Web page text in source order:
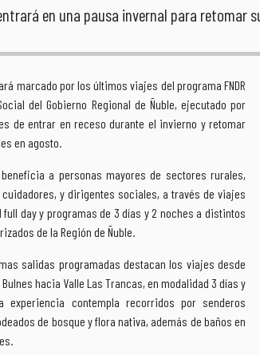
en una pausa invernal para retomar
marcado por los últimos viajes del programa FNDR
del Gobierno Regional de Ñuble, ejecutado por
de entrar en receso durante el invierno y retomar
en agosto.
a personas mayores de sectores rurales,
y dirigentes sociales, a través de viajes
full day y programas de 3 días y 2 noches a distintos
de la Región de Ñuble.
salidas programadas destacan los viajes desde
hacia Valle Las Trancas, en modalidad 3 días y
experiencia contempla recorridos por senderos
de bosque y flora nativa, además de baños en